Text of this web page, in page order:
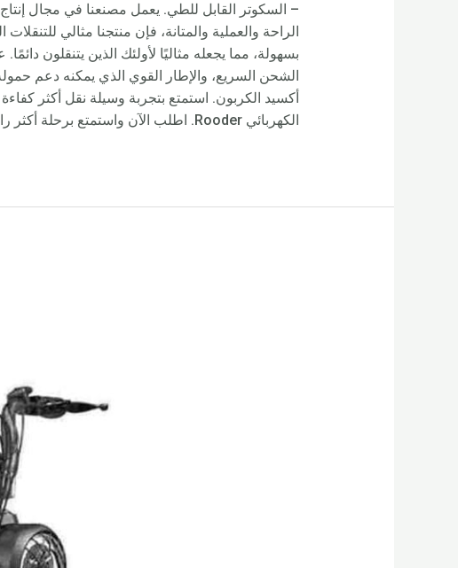
– السكوتر القابل للطي. يعمل مصنعنا في مجال
الراحة والعملية والمتانة، فإن منتجنا مثالي
بسهولة، مما يجعله مثاليًا لأولئك الذين يتنقلون
أكسيد الكربون. استمتع بتجربة وسيلة نقل أكثر
الكهربائي Rooder. اطلب الآن واستمتع برحلة أكثر راحة كل يوم!